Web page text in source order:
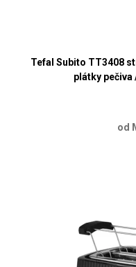
Tefal Subito TT3408
plátky
od